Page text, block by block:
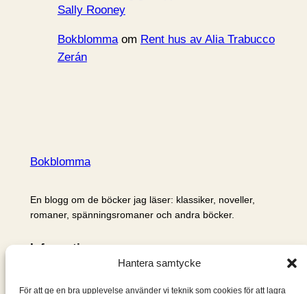
Hantera samtycke
För att ge en bra upplevelse använder vi teknik som cookies för att lagra
Sally Rooney
Bokblommaom Rent hus av Alia Trabucco
Zerán
Bokblomma
En blogg om de böcker jag läser: klassiker, noveller,
romaner, spänningsromaner och andra böcker.
Information
Om mig & om bloggen